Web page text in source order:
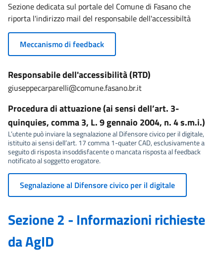
Sezione dedicata sul portale del Comune di Fasano che
riporta l'indirizzo mail del responsabile dell'accessibiltà
Meccanismo di feedback
Responsabile dell'accessibilità (RTD)
giuseppecarparelli@comune.fasano.br.it
Procedura di attuazione (ai sensi dell’art. 3-
quinquies, comma 3, L. 9 gennaio 2004, n. 4 s.m.i.)
L’utente può inviare la segnalazione al Difensore civico per il digitale,
istituito ai sensi dell’art. 17 comma 1-quater CAD, esclusivamente a
seguito di risposta insoddisfacente o mancata risposta al feedback
notificato al soggetto erogatore.
Segnalazione al Difensore civico per il digitale
Sezione 2 - Informazioni richieste
da AgID